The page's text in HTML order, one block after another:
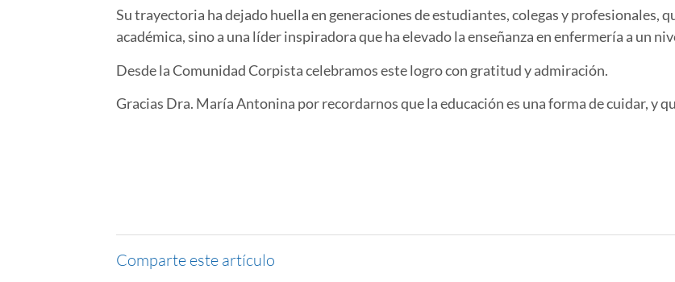
Su trayectoria ha dejado huella en generaciones de estudiantes, colegas y profesionales,
académica, sino a una líder inspiradora que ha elevado la enseñanza en enfermería a un
Desde la Comunidad Corpista celebramos este logro con gratitud y admiración.
Gracias Dra. María Antonina por recordarnos que la educación es una forma de cuidar, y
Comparte este artículo